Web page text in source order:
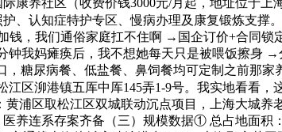
养社区（收费价钱3000元/月起，地址位于上
、认知症特护专区、慢病办理及康复锻炼支撑。
钱，我们通俗家庭扛不住啊 →国企订价+合同
我妈瘫痪后，我不想她每天只是被喂饭擦身
糖尿病餐、低盐餐、鼻饲餐均可定制之前那
江区泖港镇五厍中厍145弄1-9号。我实地看看
浦区取松江区双城联动沉点项目，上海大城
养连系存案齐备（三）规模数据① 总占地面